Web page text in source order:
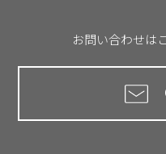
お問い合わせは